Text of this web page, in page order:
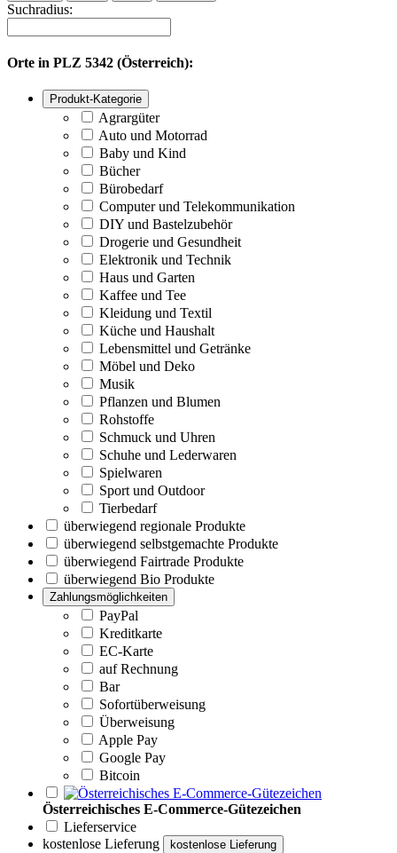
Suchradius:
Orte in PLZ 5342 (Österreich):
Produkt-Kategorie
Agrargüter
Auto und Motorrad
Baby und Kind
Bücher
Bürobedarf
Computer und Telekommunikation
DIY und Bastelzubehör
Drogerie und Gesundheit
Elektronik und Technik
Haus und Garten
Kaffee und Tee
Kleidung und Textil
Küche und Haushalt
Lebensmittel und Getränke
Möbel und Deko
Musik
Pflanzen und Blumen
Rohstoffe
Schmuck und Uhren
Schuhe und Lederwaren
Spielwaren
Sport und Outdoor
Tierbedarf
überwiegend regionale Produkte
überwiegend selbstgemachte Produkte
überwiegend Fairtrade Produkte
überwiegend Bio Produkte
Zahlungsmöglichkeiten
PayPal
Kreditkarte
EC-Karte
auf Rechnung
Bar
Sofortüberweisung
Überweisung
Apple Pay
Google Pay
Bitcoin
Österreichisches E-Commerce-Gütezeichen
Lieferservice
kostenlose Lieferung
kostenlose Lieferung